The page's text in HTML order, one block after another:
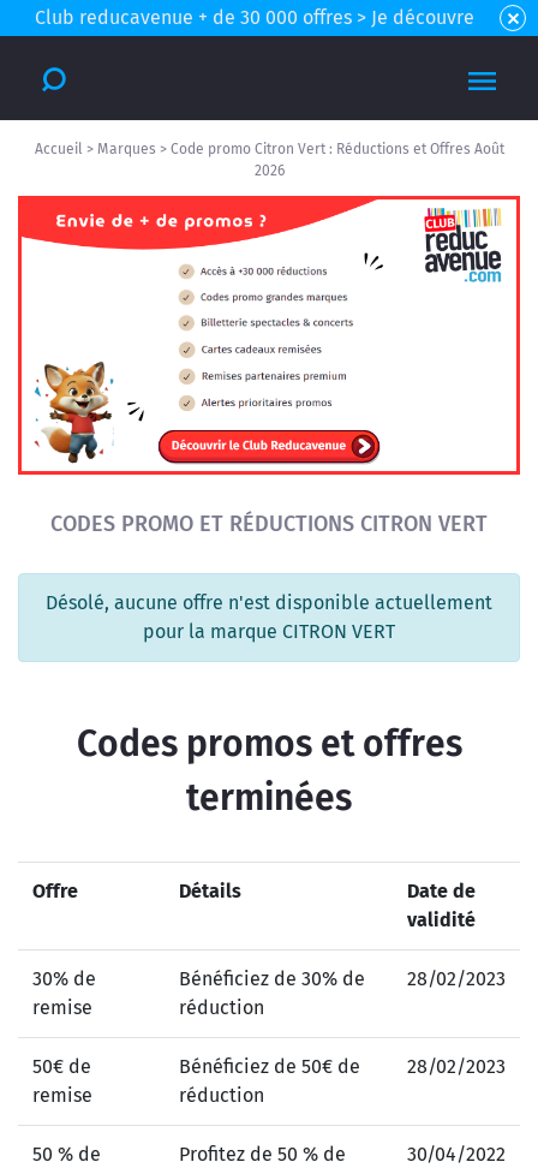
Club reducavenue + de 30 000 offres > Je découvre
Accueil > Marques > Code promo Citron Vert : Réductions et Offres Août
2026
CODES PROMO ET RÉDUCTIONS CITRON VERT
Désolé, aucune offre n'est disponible actuellement
pour la marque CITRON VERT
Codes promos et offres
terminées
Offre Détails
Date de
validité
30% de
remise
Bénéficiez de 30% de
réduction
28/02/2023
50€ de
remise
Bénéficiez de 50€ de
réduction
28/02/2023
50 % de
Profitez de 50 % de
30/04/2022